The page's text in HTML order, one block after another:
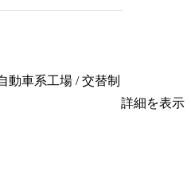
動車系工場 / 交替制
詳細を表示